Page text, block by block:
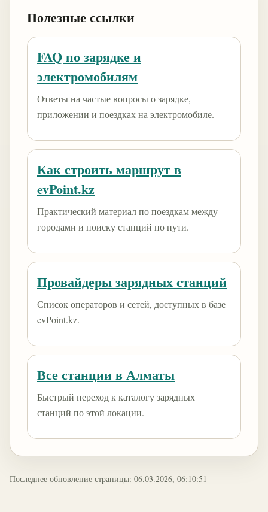
Полезные ссылки
FAQ по зарядке и
электромобилям
Ответы на частые вопросы о зарядке,
приложении и поездках на электромобиле.
Как строить маршрут в
evPoint.kz
Практический материал по поездкам между
городами и поиску станций по пути.
Провайдеры зарядных станций
Список операторов и сетей, доступных в базе
evPoint.kz.
Все станции в Алматы
Быстрый переход к каталогу зарядных
станций по этой локации.
Последнее обновление страницы: 06.03.2026, 06:10:51